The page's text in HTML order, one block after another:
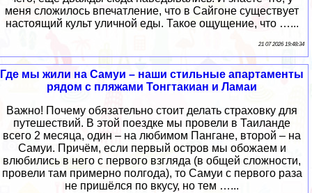
меня сложилось впечатление, что в Сайгоне существует
настоящий культ уличной еды. Такое ощущение, что …...
21 07 2026 19:48:34
Где мы жили на Самуи – наши стильные апартаменты
рядом с пляжами Тонгтакиан и Ламаи
Важно! Почему обязательно стоит делать страховку для
путешествий. В этой поездке мы провели в Таиланде
всего 2 месяца, один – на любимом Пангане, второй – на
Самуи. Причём, если первый остров мы обожаем и
влюбились в него с первого взгляда (в общей сложности,
провели там примерно полгода), то Самуи с первого раза
не пришёлся по вкусу, но тем …...